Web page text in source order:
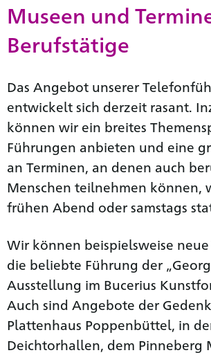
Museen und
Berufstätige
Das Angebot unserer
entwickelt sich derzeit rasant.
können wir ein breites
Führungen anbieten und eine
an Terminen, an denen auch
Menschen teilnehmen können,
frühen Abend oder samstags
Wir können beispielsweise
die beliebte Führung der
Ausstellung im Bucerius
Auch sind Angebote der
Plattenhaus Poppenbüttel, in
Deichtorhallen, dem Pinneberg